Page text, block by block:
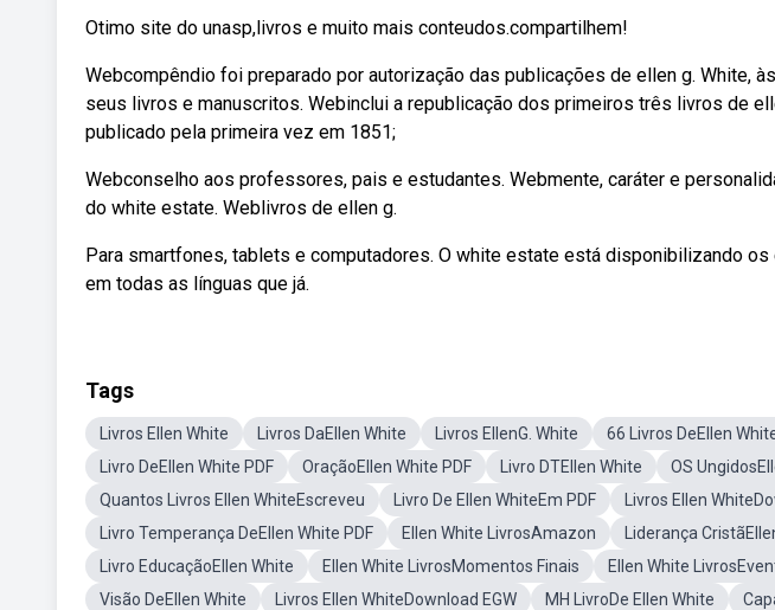
Otimo site do unasp,livros e muito mais conteudos.compartilhem!
Webcompêndio foi preparado por autorização das publicações de ellen g. White,
seus livros e manuscritos. Webinclui a republicação dos primeiros três livros de
publicado pela primeira vez em 1851;
Webconselho aos professores, pais e estudantes. Webmente, caráter e
do white estate. Weblivros de ellen g.
Para smartfones, tablets e computadores. O white estate está disponibilizando
em todas as línguas que já.
Tags
Livros Ellen White Livros DaEllen White Livros EllenG. White 66 Livros DeEllen
Livro DeEllen White PDF
OraçãoEllen White PDF Livro DTEllen White
OS
Quantos Livros Ellen WhiteEscreveu
Livro De Ellen WhiteEm PDF Livros Ellen
Livro Temperança DeEllen White PDF
Ellen White LivrosAmazon Liderança
Livro EducaçãoEllen White
Ellen White LivrosMomentos Finais Ellen White
Visão DeEllen White
Livros Ellen WhiteDownload EGW MH LivroDe Ellen White